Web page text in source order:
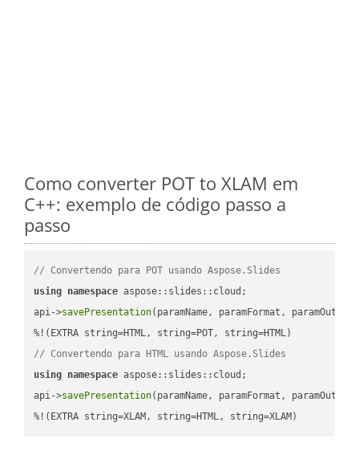
Como converter POT to XLAM em
C++: exemplo de código passo a
passo
// Convertendo para POT usando Aspose.Slides
using namespace aspose::slides::cloud;
api->savePresentation(paramName, paramFormat,
// Convertendo para HTML usando Aspose.Slides
using namespace aspose::slides::cloud;
api->savePresentation(paramName, paramFormat,
%!(EXTRA string=XLAM, string=HTML, string=XLAM)